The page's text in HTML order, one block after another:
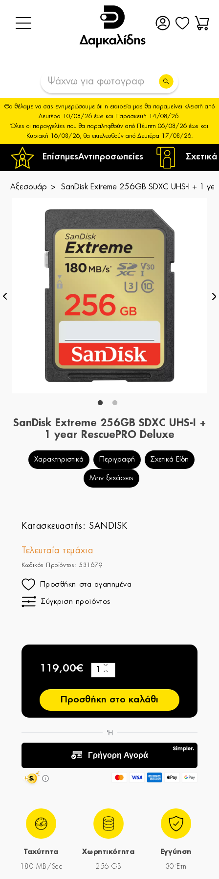
ΕπίσημεςΑντιπροσωπείες
Θα θέλαμε να σας ενημερώσουμε ότι η εταιρεία μας θα παραμείνει κλειστή από
Δευτέρα 10/08/26 έως και Παρασκευή 14/08/26.
Όλες οι παραγγελίες που θα παραληφθούν από Πέμπτη 06/08/26 έως και
Κυριακή 16/08/26, θα εκτελεσθούν από Δευτέρα 17/08/26.
Αξεσουάρ SanDisk Extreme 256GB SDXC UHS-I + 1
SanDisk Extreme 256GB SDXC UHS-I +
1 year RescuePRO Deluxe
Χαρακτηριστικά Περιγραφή Σχετικά Είδη
Μην ξεχάσεις
Κατασκευαστής: SANDISK
Τελευταία τεμάχια
Κωδικός Προϊόντος: 531679
Προσθήκη στα αγαπημένα
Σύγκριση προϊόντος
119,00€
−
+
Προσθήκη στο καλάθι
Ταχύτητα
180 MB/Sec
Χωρητικότητα
256 GB
Εγγύηση
30 Έτη